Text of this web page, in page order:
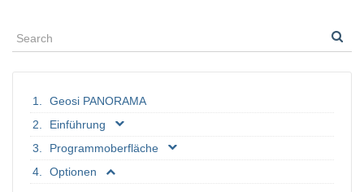
C
H
L
Geosi PANORAMA
Einführung
Programmoberfläche
Optionen